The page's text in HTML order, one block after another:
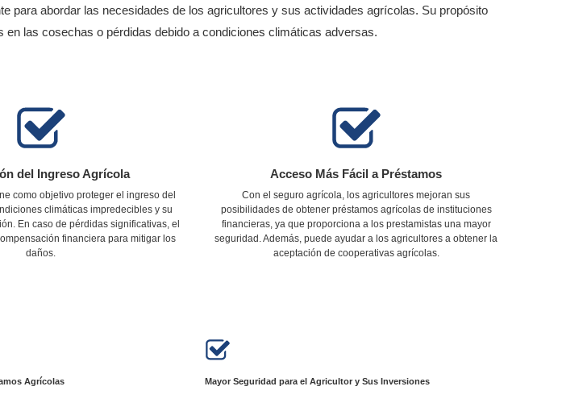
para abordar las necesidades de los agricultores y sus actividades agrícolas. Su propósito
las cosechas o pérdidas debido a condiciones climáticas adversas.
del Ingreso Agrícola
como objetivo proteger el ingreso del
climáticas impredecibles y su
En caso de pérdidas significativas, el
financiera para mitigar los
daños.
Acceso Más Fácil a Préstamos
Con el seguro agrícola, los agricultores mejoran sus
posibilidades de obtener préstamos agrícolas de instituciones
financieras, ya que proporciona a los prestamistas una mayor
seguridad. Además, puede ayudar a los agricultores a obtener la
aceptación de cooperativas agrícolas.
Agrícolas Mayor Seguridad para el Agricultor y Sus Inversiones